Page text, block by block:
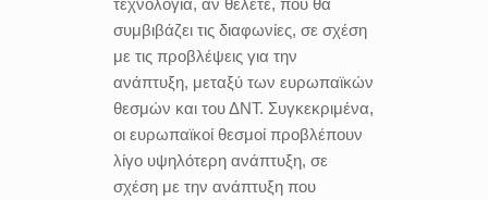
τεχνολογία, αν θέλετε, που θα
συμβιβάζει τις διαφωνίες, σε σχέση
με τις προβλέψεις για την
ανάπτυξη, μεταξύ των ευρωπαϊκών
θεσμών και του ΔΝΤ. Συγκεκριμένα,
οι ευρωπαϊκοί θεσμοί προβλέπουν
λίγο υψηλότερη ανάπτυξη, σε
σχέση με την ανάπτυξη που